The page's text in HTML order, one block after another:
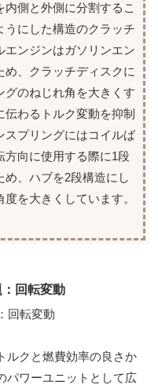
側と外側に分割するこ
うにした構造のクラッチ
エンジンはガソリンエン
、クラッチディスクに
のねじれ角を大きくす
わるトルク変動を抑制
スプリングにはコイルば
方向に使用する際に1段
、ハブを2段構造にし
を大きくしています。
回転変動
ルクと燃費効率の良さか
パワーユニットとして広